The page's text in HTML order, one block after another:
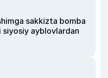
sakkizta bomba
siyosiy ayblovlardan